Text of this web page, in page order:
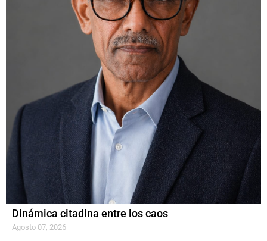
Dinámica citadina entre los caos
Agosto 07, 2026